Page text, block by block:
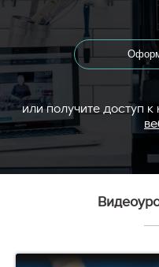
или получите доступ